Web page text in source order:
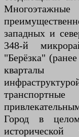
западных и
348-й
"Берёзка"
кварталы
Город в